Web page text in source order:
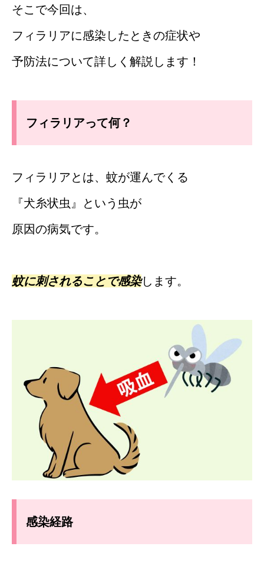
そこで今回は、
フィラリアに感染したときの症状や
予防法について詳しく解説します！
フィラリアって何？
フィラリアとは、蚊が運んでくる
『犬糸状虫』という虫が
原因の病気です。
蚊に刺されることで感染します。
感染経路